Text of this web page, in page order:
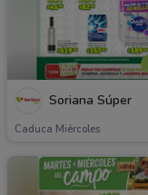
Soriana Súper
Caduca Miércoles